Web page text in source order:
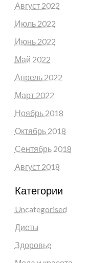
Август 2022
Июль 2022
Июнь 2022
Май 2022
Апрель 2022
Март 2022
Ноябрь 2018
Октябрь 2018
Сентябрь 2018
Август 2018
Категории
Uncategorised
Диеты
Здоровье